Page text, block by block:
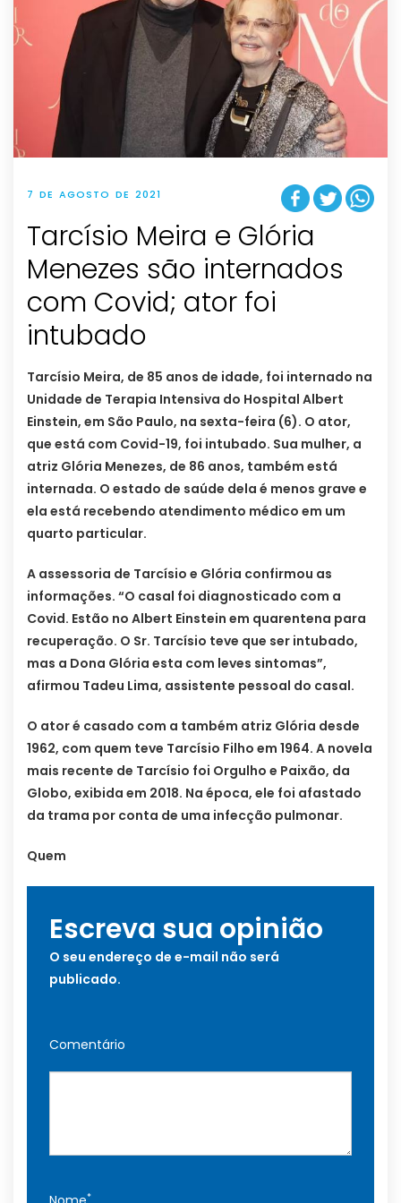
7 DE AGOSTO DE 2021
Tarcísio Meira e Glória
Menezes são internados
com Covid; ator foi
intubado
Tarcísio Meira, de 85 anos de idade, foi internado na
Unidade de Terapia Intensiva do Hospital Albert
Einstein, em São Paulo, na sexta-feira (6). O ator,
que está com Covid-19, foi intubado. Sua mulher, a
atriz Glória Menezes, de 86 anos, também está
internada. O estado de saúde dela é menos grave e
ela está recebendo atendimento médico em um
quarto particular.
A assessoria de Tarcísio e Glória confirmou as
informações. “O casal foi diagnosticado com a
Covid. Estão no Albert Einstein em quarentena para
recuperação. O Sr. Tarcísio teve que ser intubado,
mas a Dona Glória esta com leves sintomas”,
afirmou Tadeu Lima, assistente pessoal do casal.
O ator é casado com a também atriz Glória desde
1962, com quem teve Tarcísio Filho em 1964. A novela
mais recente de Tarcísio foi Orgulho e Paixão, da
Globo, exibida em 2018. Na época, ele foi afastado
da trama por conta de uma infecção pulmonar.
Quem
Escreva sua opinião
O seu endereço de e-mail não será
publicado.
Comentário
*